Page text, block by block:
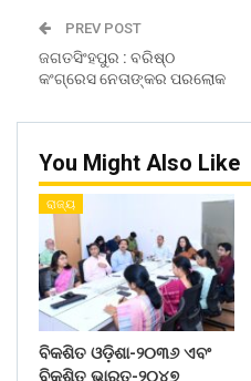
PREV POST
ଜଗତସିଂହପୁର : ବରିଷ୍ଠ
କଂଗ୍ରେସ ନେତାଙ୍କର ପରଲୋକ
You Might Also Like
ରାଜ୍ୟ
ବିକଶିତ ଓଡ଼ିଶା-୨୦୩୬ ଏବଂ
ବିକଶିତ ଭାରତ-୨୦୪୭